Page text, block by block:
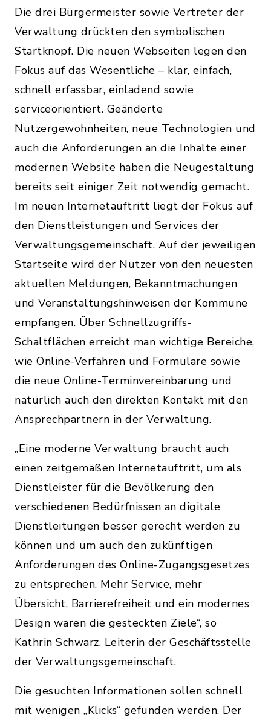
Die drei Bürgermeister sowie Vertreter der
Verwaltung drückten den symbolischen
Startknopf. Die neuen Webseiten legen den
Fokus auf das Wesentliche – klar, einfach,
schnell erfassbar, einladend sowie
serviceorientiert. Geänderte
Nutzergewohnheiten, neue Technologien und
auch die Anforderungen an die Inhalte einer
modernen Website haben die Neugestaltung
bereits seit einiger Zeit notwendig gemacht.
Im neuen Internetauftritt liegt der Fokus auf
den Dienstleistungen und Services der
Verwaltungsgemeinschaft. Auf der jeweiligen
Startseite wird der Nutzer von den neuesten
aktuellen Meldungen, Bekanntmachungen
und Veranstaltungshinweisen der Kommune
empfangen. Über Schnellzugriffs-
Schaltflächen erreicht man wichtige Bereiche,
wie Online-Verfahren und Formulare sowie
die neue Online-Terminvereinbarung und
natürlich auch den direkten Kontakt mit den
Ansprechpartnern in der Verwaltung.
„Eine moderne Verwaltung braucht auch
einen zeitgemäßen Internetauftritt, um als
Dienstleister für die Bevölkerung den
verschiedenen Bedürfnissen an digitale
Dienstleitungen besser gerecht werden zu
können und um auch den zukünftigen
Anforderungen des Online-Zugangsgesetzes
zu entsprechen. Mehr Service, mehr
Übersicht, Barrierefreiheit und ein modernes
Design waren die gesteckten Ziele“, so
Kathrin Schwarz, Leiterin der Geschäftsstelle
der Verwaltungsgemeinschaft.
Die gesuchten Informationen sollen schnell
mit wenigen „Klicks“ gefunden werden. Der